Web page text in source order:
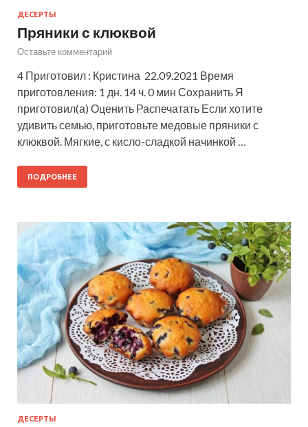
ДЕСЕРТЫ
Пряники с клюквой
Оставьте комментарий
4 Приготовил : Кристина 22.09.2021 Время
приготовления: 1 дн. 14 ч. 0 мин Сохранить Я
приготовил(а) Оценить Распечатать Если хотите
удивить семью, приготовьте медовые пряники с
клюквой. Мягкие, с кисло-сладкой начинкой …
ПОДРОБНЕЕ
ДЕСЕРТЫ